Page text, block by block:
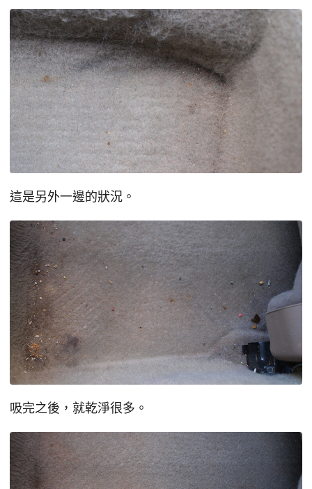
這是另外一邊的狀況。
吸完之後，就乾淨很多。